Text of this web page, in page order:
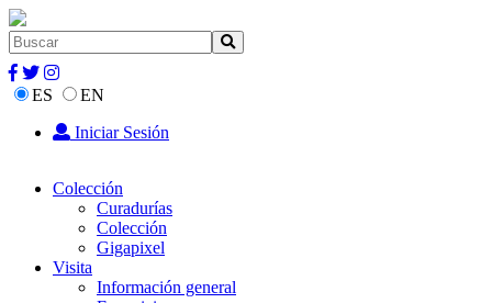
ES
EN
Iniciar Sesión
Colección
Curadurías
Colección
Gigapixel
Visita
Información general